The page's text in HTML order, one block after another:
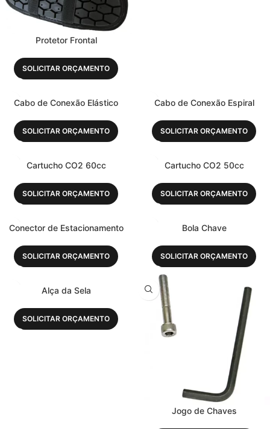
Protetor Frontal
SOLICITAR ORÇAMENTO
Cabo de Conexão Elástico
SOLICITAR ORÇAMENTO
Cabo de Conexão Espiral
SOLICITAR ORÇAMENTO
Cartucho CO2 60cc
SOLICITAR ORÇAMENTO
Cartucho CO2 50cc
SOLICITAR ORÇAMENTO
Conector de Estacionamento
SOLICITAR ORÇAMENTO
Bola Chave
SOLICITAR ORÇAMENTO
Alça da Sela
SOLICITAR ORÇAMENTO
Jogo de Chaves